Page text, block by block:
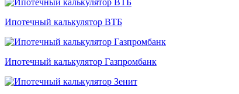
Ипотечный калькулятор ВТБ
Ипотечный калькулятор Газпромбанк